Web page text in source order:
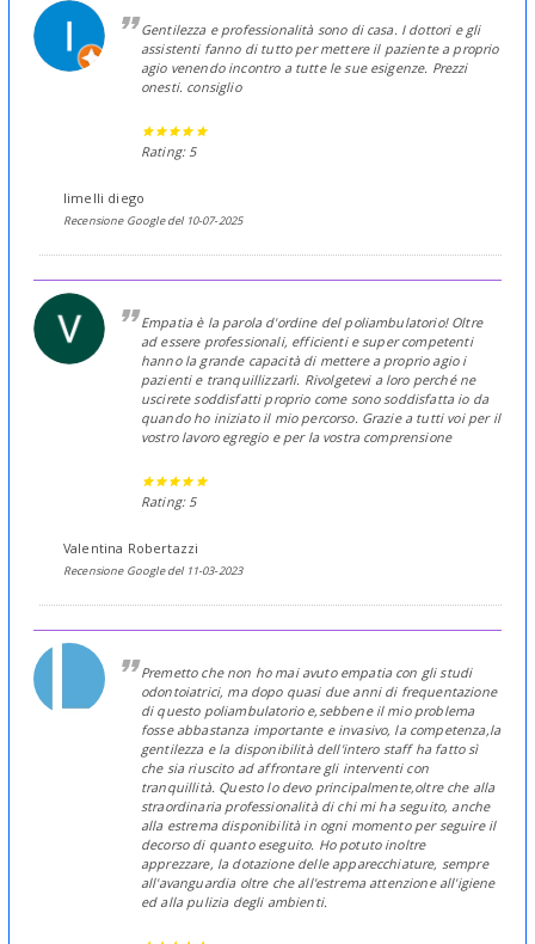
Gentilezza e professionalità sono di casa. I dottori e gli
assistenti fanno di tutto per mettere il paziente a proprio
agio venendo incontro a tutte le sue esigenze. Prezzi
onesti. consiglio
Rating: 5
limelli diego
Recensione Google del 10-07-2025
Empatia è la parola d'ordine del poliambulatorio! Oltre
ad essere professionali, efficienti e super competenti
hanno la grande capacità di mettere a proprio agio i
pazienti e tranquillizzarli. Rivolgetevi a loro perché ne
uscirete soddisfatti proprio come sono soddisfatta io da
quando ho iniziato il mio percorso. Grazie a tutti voi per il
vostro lavoro egregio e per la vostra comprensione
Rating: 5
Valentina Robertazzi
Recensione Google del 11-03-2023
Premetto che non ho mai avuto empatia con gli studi
odontoiatrici, ma dopo quasi due anni di frequentazione
di questo poliambulatorio e,sebbene il mio problema
fosse abbastanza importante e invasivo, la competenza,la
gentilezza e la disponibilità dell'intero staff ha fatto sì
che sia riuscito ad affrontare gli interventi con
tranquillità. Questo lo devo principalmente,oltre che alla
straordinaria professionalità di chi mi ha seguito, anche
alla estrema disponibilità in ogni momento per seguire il
decorso di quanto eseguito. Ho potuto inoltre
apprezzare, la dotazione delle apparecchiature, sempre
all'avanguardia oltre che all'estrema attenzione all'igiene
ed alla pulizia degli ambienti.